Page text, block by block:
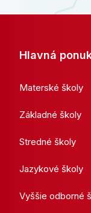
Hlavná
Materské školy
Základné školy
Stredné školy
Jazykové školy
Vyššie odborné